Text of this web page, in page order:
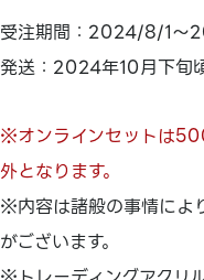
受注期間：2024/8/1～
発送：2024年10月下旬
※オンラインセットは
外となります。
※内容は諸般の事情によ
がございます。